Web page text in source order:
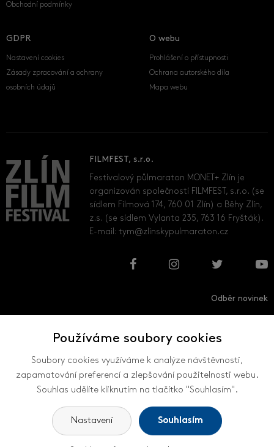
Obchodní podmínky
GDPR
Nastavení cookies
Zásady zpracování a ochrany
osobních údajů
O webu
Prohlášení o přístupnosti
Ochrana autorského díla
Mapa webu
FILMFEST, s.r.o.
Festivalový půlmaraton MONET+ Zlín je
organizován společností FILMFEST, s.r.o. (se
sídlem Filmová 174, 760 01 Zlín) a Běhy Zlín,
z.s. (se sídlem Vylanta 235, 763 16 Fryšták).
E-mail:tym@zlinskypulmaraton.cz
Odběr novinek
VŠECHNY KONTAKTY
Používáme soubory cookies
Soubory cookies využíváme k analýze návštěvnosti,
zapamatování preferencí a zlepšování použitelnosti webu.
Souhlas udělíte kliknutím na tlačítko "Souhlasím".
Nastavení Souhlasím